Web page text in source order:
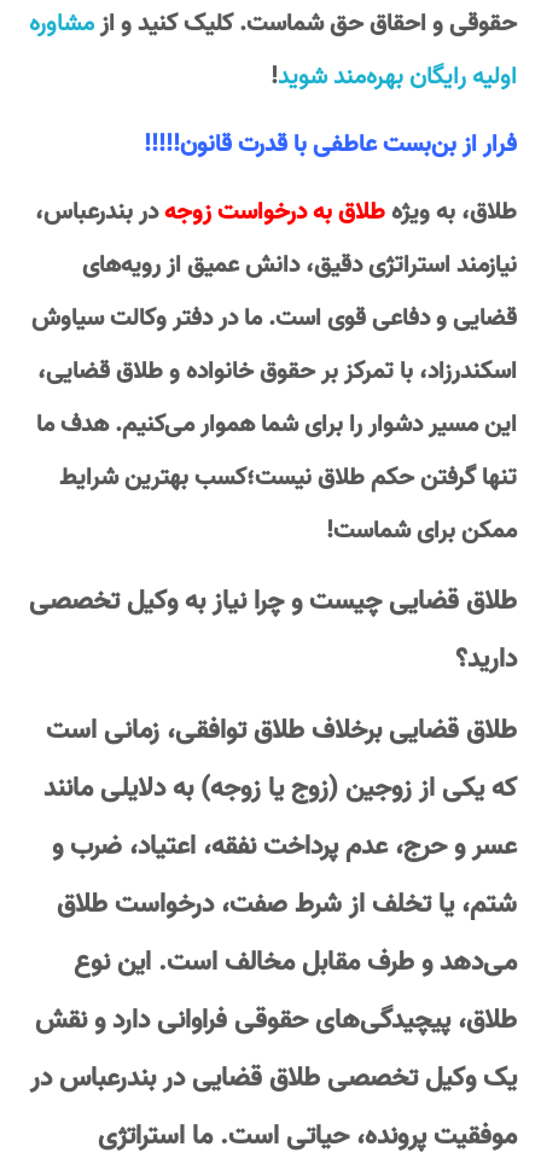
حقوقی و احقاق حق شماست. کلیک کنید و ازمشاوره
اولیه رایگان بهره‌مند شوید!
فرار از بن‌بست عاطفی با قدرت قانون!!!!!
طلاق، به ویژهطلاق به درخواست زوجهدر بندرعباس،
نیازمند استراتژی دقیق، دانش عمیق از رویه‌های
قضایی و دفاعی قوی است. ما در دفتر وکالت سیاوش
اسکندرزاد، با تمرکز بر حقوق خانواده و طلاق قضایی،
این مسیر دشوار را برای شما هموار می‌کنیم. هدف ما
تنها گرفتن حکم طلاق نیست؛کسب بهترین شرایط
ممکن برای شماست!
طلاق قضایی چیست و چرا نیاز به وکیل تخصصی
دارید؟
طلاق قضایی برخلاف طلاق توافقی، زمانی است
که یکی از زوجین (زوج یا زوجه) به دلایلی مانند
عسر و حرج، عدم پرداخت نفقه، اعتیاد، ضرب و
شتم، یا تخلف از شرط صفت، درخواست طلاق
می‌دهد و طرف مقابل مخالف است. این نوع
طلاق، پیچیدگی‌های حقوقی فراوانی دارد و نقش
یک وکیل تخصصی طلاق قضایی در بندرعباس در
موفقیت پرونده، حیاتی است. ما استراتژی